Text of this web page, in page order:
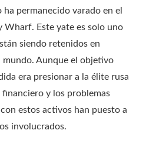
permanecido varado en el
Wharf. Este yate es solo uno
siendo retenidos en
Aunque el objetivo
era presionar a la élite rusa
y los problemas
estos activos han puesto a
involucrados.